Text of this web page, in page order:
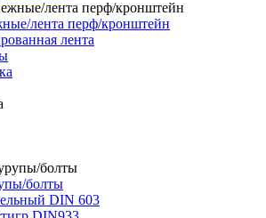
лента перф/кронштейн
лента
болты
DIN 603